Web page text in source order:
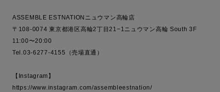
ASSEMBLE ESTNATIONニュウマン高輪店
〒108-0074 東京都港区高輪2丁目21−1ニュウマン高輪 South 3F
11:00〜20:00
Tel.03-6277-4155（売場直通）
【Instagram】
https://www.instagram.com/assembleestnation/